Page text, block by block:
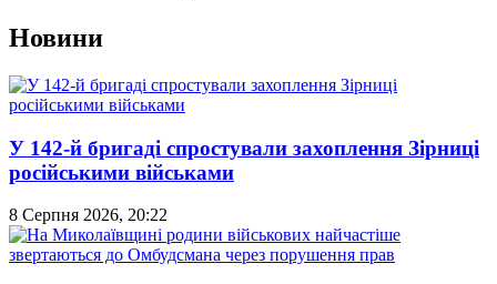
Новини
У 142-й бригаді спростували захоплення Зірниці
російськими військами
8 Серпня 2026, 20:22